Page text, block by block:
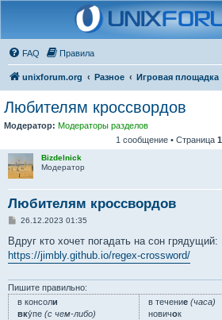
FAQ Правила
unixforum.org Разное Игровая площадка
Любителям кроссвордов
Модератор: Модераторы разделов
1 сообщение • Страница 1
Bizdelnick
Модератор
Любителям кроссвордов
С
о
б
щ
и
е
26.12.2023 01:35
Вдруг кто хочет погадать на сон грядущий:
https://jimbly.github.io/regex-crossword/
Пишите правильно:
в консоли
вку́пе (с чем-либо)
в течение (часа)
новичок